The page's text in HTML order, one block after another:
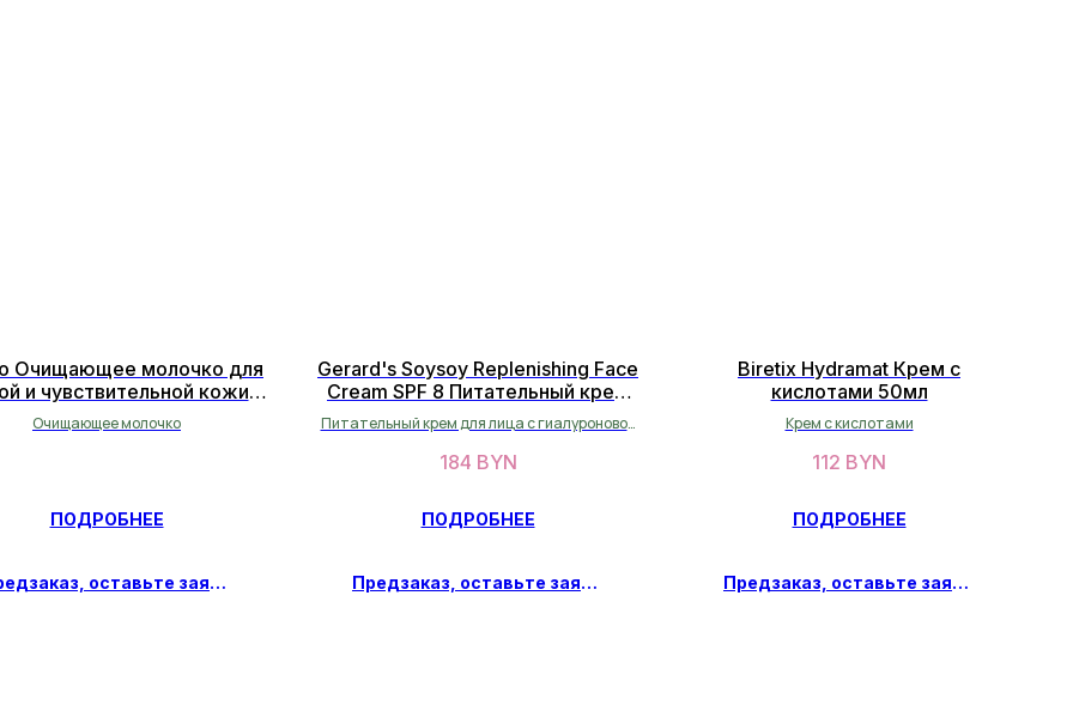
Очищающее молочко для
и чувствительной кожи
Soft cleansing milk 150мл
Очищающее молочко
ПОДРОБНЕЕ
Предзаказ, оставьте заявку
Gerard's Soysoy Replenishing Face
Cream SPF 8 Питательный крем
50 мл
Питательный крем для лица с гиалуроновой
184 BYN
ПОДРОБНЕЕ
Предзаказ, оставьте заявку
Biretix Hydramat Крем с
кислотами 50мл
Крем с кислотами
112 BYN
ПОДРОБНЕЕ
Предзаказ, оставьте заявку